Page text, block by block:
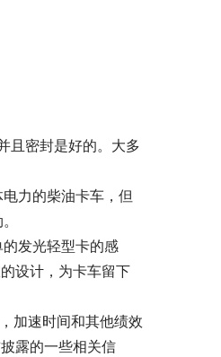
且密封是好的。大多
力的柴油卡车，但
发光轻型卡的感
设计，为卡车留下
加速时间和其他绩效
露的一些相关信